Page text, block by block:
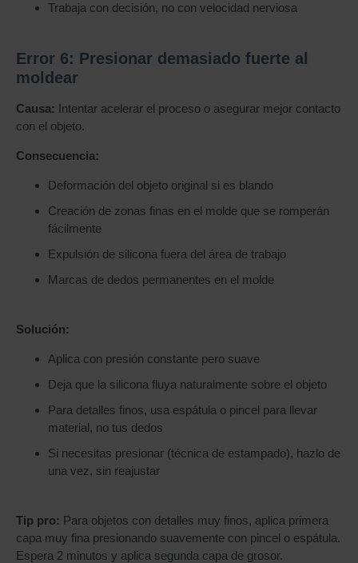
Trabaja con decisión, no con velocidad nerviosa
Error 6: Presionar demasiado fuerte al
moldear
Causa: Intentar acelerar el proceso o asegurar mejor contacto
con el objeto.
Consecuencia:
Deformación del objeto original si es blando
Creación de zonas finas en el molde que se romperán
fácilmente
Expulsión de silicona fuera del área de trabajo
Marcas de dedos permanentes en el molde
Solución:
Aplica con presión constante pero suave
Deja que la silicona fluya naturalmente sobre el objeto
Para detalles finos, usa espátula o pincel para llevar
material, no tus dedos
Si necesitas presionar (técnica de estampado), hazlo de
una vez, sin reajustar
Tip pro: Para objetos con detalles muy finos, aplica primera
capa muy fina presionando suavemente con pincel o espátula.
Espera 2 minutos y aplica segunda capa de grosor.